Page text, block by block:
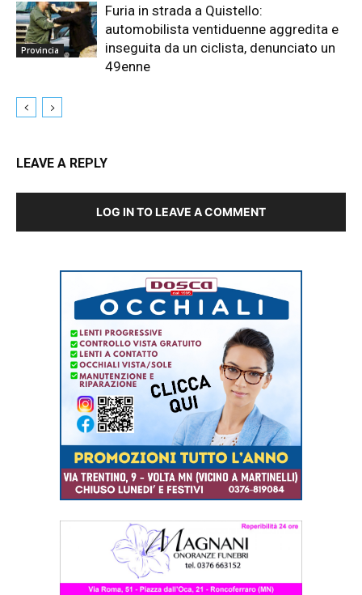
Provincia
Furia in strada a Quistello:
automobilista ventiduenne aggredita e
inseguita da un ciclista, denunciato un
49enne
LEAVE A REPLY
LOG IN TO LEAVE A COMMENT